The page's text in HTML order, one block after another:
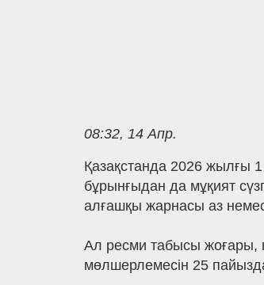
08:32, 14 Апр.
Қазақстанда 2026 жылғы
бұрынғыдан да мұқият
алғашқы жарнасы аз
Ал ресми табысы жоғары,
мөлшерлемесін 25